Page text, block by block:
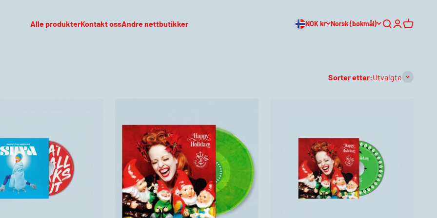
Alle produkterKontakt ossAndre nettbutikker NOK kr Norsk (bokmål) Søk Logg inn
Sorter etter:Utvalgte